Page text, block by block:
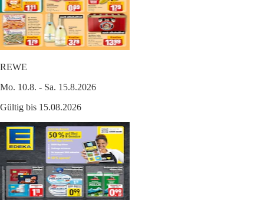
REWE
Mo. 10.8. - Sa. 15.8.2026
Gültig bis 15.08.2026